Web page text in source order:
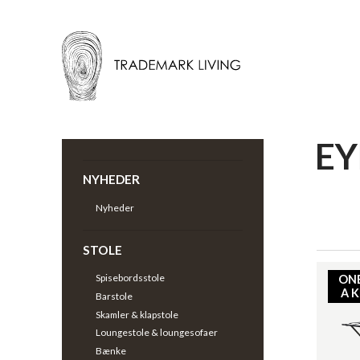
NYHEDER
Nyheder
STOLE
Spisebordsstole
Barstole
Skamler & klapstole
Loungestole & loungesofaer
Bænke
A